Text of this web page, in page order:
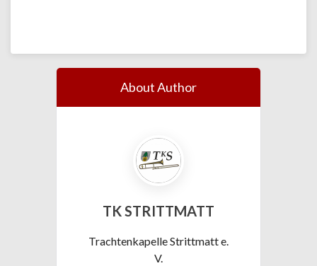
About Author
TK STRITTMATT
Trachtenkapelle Strittmatt e.
V.